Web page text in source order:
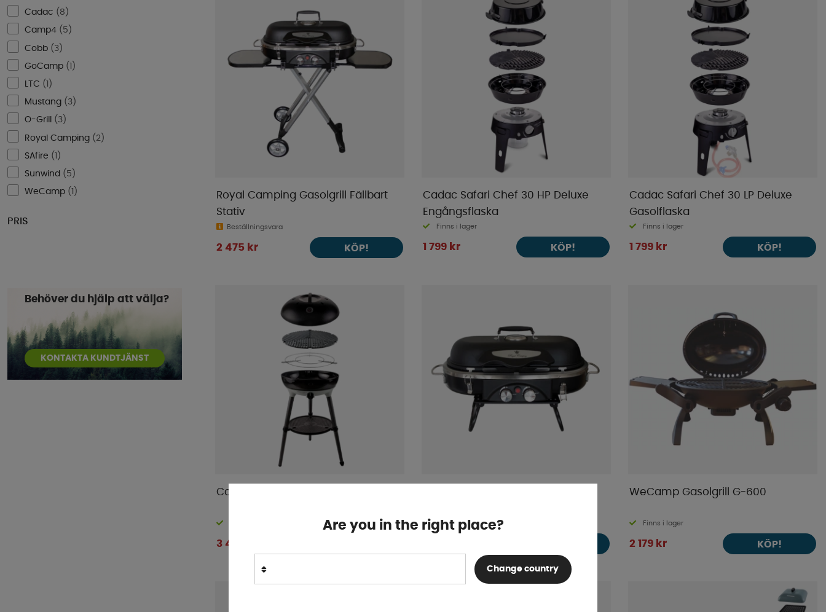
Butikens favoriter
Namn A-Ö
Namn Ö-A
Lägsta pris
Högsta pris
Varumärke
Publiceringsdatum
Cadac ( 8 )
Camp4 ( 5 )
Cobb ( 3 )
GoCamp (1 )
LTC ( )
Mustang ( 3)
O-Grill ( 3)
Royal Camping ( 2 )
SAfire (1 )
Sunwind ( 5 )
WeCamp ( )
PRIS
Behöver du hjälp att välja?
KONTAKTA KUNDTJÄNST
Royal Camping Gasolgrill Fällbart
Stativ
Beställningsvara
2 475 kr KÖP!
Cadac Safari Chef 30 HP Deluxe
Engångsflaska
Finns i lager
1 799 kr KÖP!
Cadac Safari Chef 30 LP Deluxe
Gasolflaska
Finns i lager
1 799 kr KÖP!
Cadac Carri Chef 50 BBQ
3 480 kr
Finns i lager
WeCamp Gasolgrill G-600
Finns i lager
2 179 kr KÖP!
Are you in the right place?
Change country